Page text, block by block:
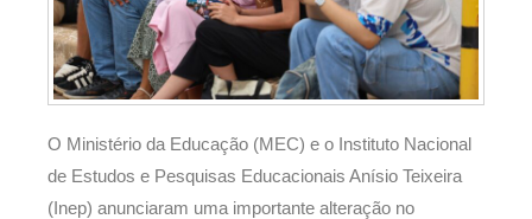
O Ministério da Educação (MEC) e o Instituto Nacional
de Estudos e Pesquisas Educacionais Anísio Teixeira
(Inep) anunciaram uma importante alteração no